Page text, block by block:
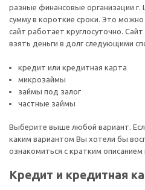
разные финансовые организации
сумму в короткие сроки. Это
сайт работает круглосуточно.
взять деньги в долг следующими
кредит или кредитная карта
микрозаймы
займы под залог
частные займы
Выберите выше любой вариант.
каким вариантом Вы хотели бы
ознакомиться с кратким описанием
Кредит и кредитная